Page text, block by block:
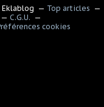
Top articles
C.G.U.
cookies